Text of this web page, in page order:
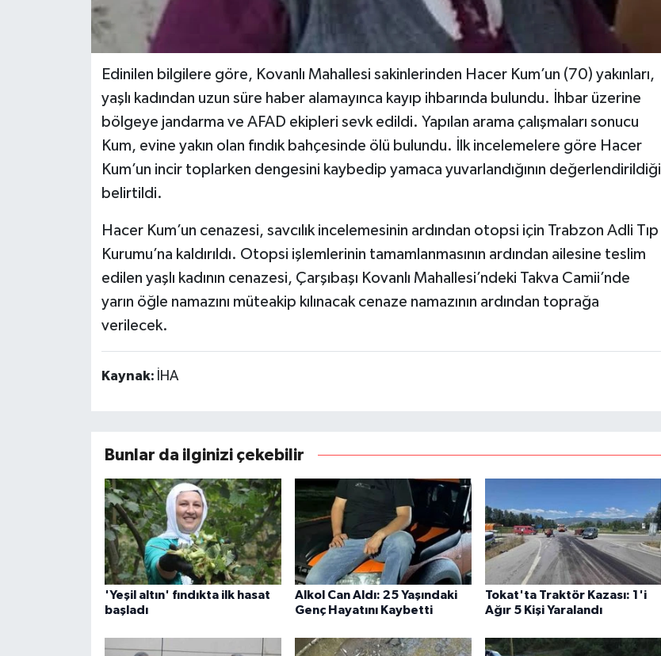
Edinilen bilgilere göre, Kovanlı Mahallesi sakinlerinden Hacer Kum’un (70) yakınları,
yaşlı kadından uzun süre haber alamayınca kayıp ihbarında bulundu. İhbar üzerine
bölgeye jandarma ve AFAD ekipleri sevk edildi. Yapılan arama çalışmaları sonucu
Kum, evine yakın olan fındık bahçesinde ölü bulundu. İlk incelemelere göre Hacer
Kum’un incir toplarken dengesini kaybedip yamaca yuvarlandığının değerlendirildiği
belirtildi.
Hacer Kum’un cenazesi, savcılık incelemesinin ardından otopsi için Trabzon Adli Tıp
Kurumu’na kaldırıldı. Otopsi işlemlerinin tamamlanmasının ardından ailesine teslim
edilen yaşlı kadının cenazesi, Çarşıbaşı Kovanlı Mahallesi’ndeki Takva Camii’nde
yarın öğle namazını müteakip kılınacak cenaze namazının ardından toprağa
verilecek.
Kaynak: İHA
Bunlar da ilginizi çekebilir
'Yeşil altın' fındıkta ilk hasat
başladı
Alkol Can Aldı: 25 Yaşındaki
Genç Hayatını Kaybetti
Tokat'ta Traktör Kazası: 1'i
Ağır 5 Kişi Yaralandı